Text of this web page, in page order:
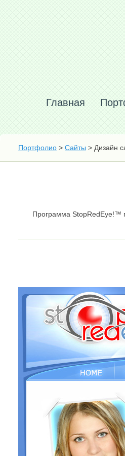
Главная
Портфолио > Сайты > Дизайн
Программа StopRedEye!™